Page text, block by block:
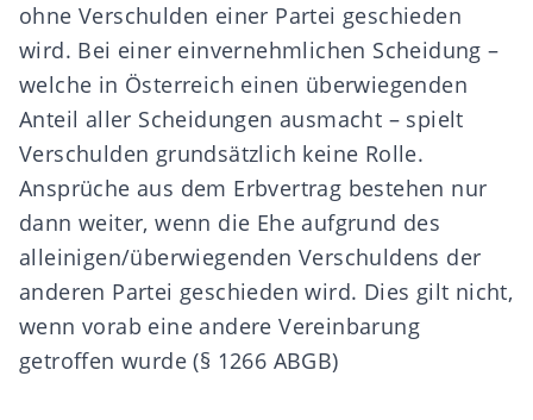
ohne Verschulden einer Partei geschieden
wird. Bei einer einvernehmlichen Scheidung –
welche in Österreich einen überwiegenden
Anteil aller Scheidungen ausmacht – spielt
Verschulden grundsätzlich keine Rolle.
Ansprüche aus dem Erbvertrag bestehen nur
dann weiter, wenn die Ehe aufgrund des
alleinigen/überwiegenden Verschuldens der
anderen Partei geschieden wird. Dies gilt nicht,
wenn vorab eine andere Vereinbarung
getroffen wurde (§ 1266 ABGB)